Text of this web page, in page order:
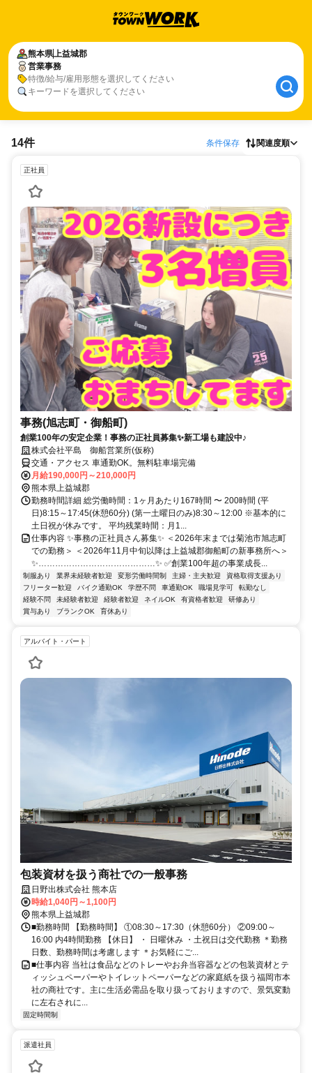
熊本県上益城郡
営業事務
特徴/給与/雇用形態を選択してください
キーワードを選択してください
14件 条件保存 関連度順
正社員
事務(旭志町・御船町)
創業100年の安定企業！事務の正社員募集✨新工場も建設中♪
株式会社平島 御船営業所(仮称)
交通・アクセス 車通勤OK。無料駐車場完備
月給190,000円～210,000円
熊本県上益城郡
勤務時間詳細 総労働時間：1ヶ月あたり167時間 〜 200時間 (平
日)8:15～17:45(休憩60分) (第一土曜日のみ)8:30～12:00 ※基本的に
土日祝が休みです。 平均残業時間：月1...
仕事内容 ✨事務の正社員さん募集✨ ＜2026年末までは菊池市旭志町
での勤務＞ ＜2026年11月中旬以降は上益城郡御船町の新事務所へ＞
✨……………………………………✨ ✅創業100年超の事業成長...
制服あり 業界未経験者歓迎 変形労働時間制 主婦・主夫歓迎
資格取得支援あり
フリーター歓迎
バイク通勤OK 学歴不問 車通勤OK 職場見学可
転勤なし
経験不問
未経験者歓迎 経験者歓迎 ネイルOK 有資格者歓迎
研修あり
賞与あり
ブランクOK 育休あり
アルバイト・パート
包装資材を扱う商社での一般事務
日野出株式会社 熊本店
時給1,040円～1,100円
熊本県上益城郡
■勤務時間 【勤務時間】 ①08:30～17:30（休憩60分） ②09:00～
16:00 内4時間勤務 【休日】 ・ 日曜休み ・土祝日は交代勤務 ＊勤務
日数、勤務時間は考慮します ＊お気軽にご...
■仕事内容 当社は食品などのトレーやお弁当容器などの包装資材とテ
ィッシュペーパーやトイレットペーパーなどの家庭紙を扱う福岡市本
社の商社です。主に生活必需品を取り扱っておりますので、景気変動
に左右されに...
固定時間制
派遣社員